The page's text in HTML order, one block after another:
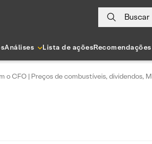
Buscar
Análises Lista de açõesRecomendações
o CFO | Preços de combustíveis, dividendos,